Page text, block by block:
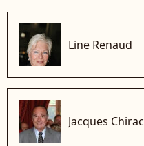
Line Renaud
Jacques Chirac